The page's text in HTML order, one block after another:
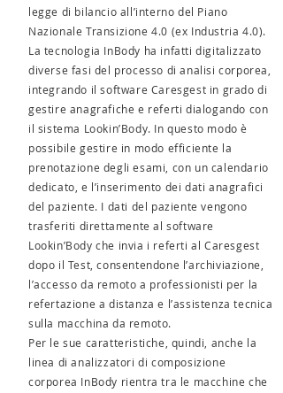
legge di bilancio all’interno del Piano
Nazionale Transizione 4.0 (ex Industria 4.0).
La tecnologia InBody ha infatti digitalizzato
diverse fasi del processo di analisi corporea,
integrando il software Caresgest in grado di
gestire anagrafiche e referti dialogando con
il sistema Lookin’Body. In questo modo è
possibile gestire in modo efficiente la
prenotazione degli esami, con un calendario
dedicato, e l’inserimento dei dati anagrafici
del paziente. I dati del paziente vengono
trasferiti direttamente al software
Lookin’Body che invia i referti al Caresgest
dopo il Test, consentendone l’archiviazione,
l’accesso da remoto a professionisti per la
refertazione a distanza e l’assistenza tecnica
sulla macchina da remoto.
Per le sue caratteristiche, quindi, anche la
linea di analizzatori di composizione
corporea InBody rientra tra le macchine che